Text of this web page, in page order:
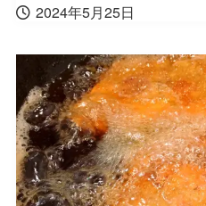
2024年5月25日